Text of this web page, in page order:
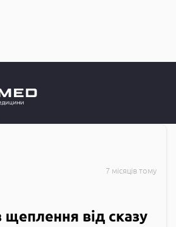
питання лікарю онлайн
7 місяців тому
від сказу